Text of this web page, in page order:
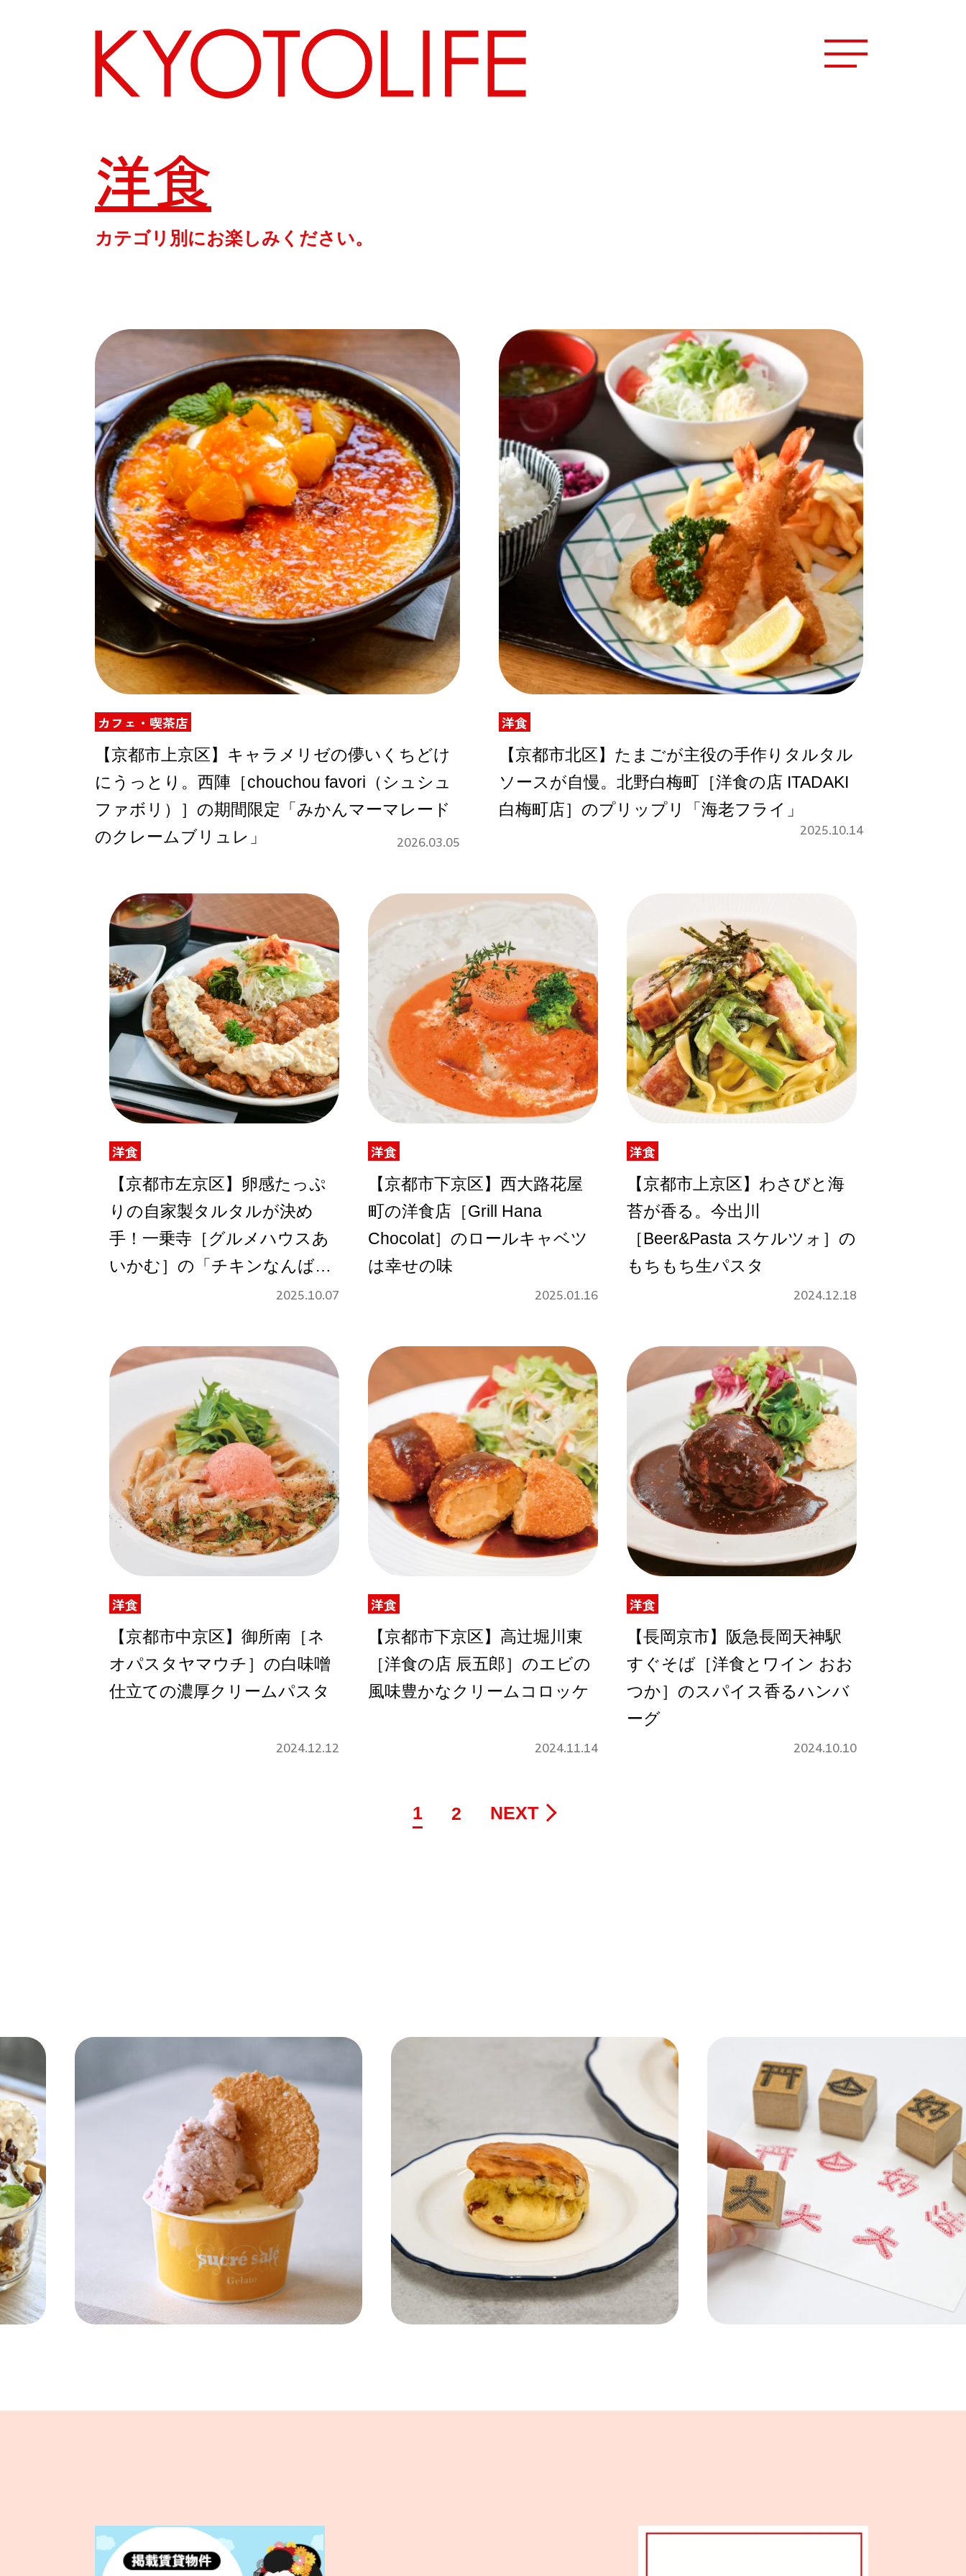
エリアから探す
SPECIAL NEW OPEN
SERIES
カレーが好き
京都おやつクラブ
私と店のはなし
今月の京みやげ
京都の書店
CULTURE
関西で開催。おすすめの展覧会
おすすめの映画
誠光社で選びました。おすすめの本
紹介します。おすすめのイベント
ABOUT US Instagram
チケットプレゼント応募
洋食
カテゴリ別にお楽しみください。
カフェ・喫茶店
【京都市上京区】キャラメリゼの儚いくちどけ
にうっとり。西陣［chouchou favori（シュシュ
ファボリ）］の期間限定「みかんマーマレード
のクレームブリュレ」
2026.03.05
洋食
【京都市北区】たまごが主役の手作りタルタル
ソースが自慢。北野白梅町［洋食の店 ITADAKI
白梅町店］のプリップリ「海老フライ」
2025.10.14
洋食
【京都市左京区】卵感たっぷ
りの自家製タルタルが決め
手！一乗寺［グルメハウスあ
いかむ］の「チキンなんば
2025.10.07
洋食
【京都市下京区】西大路花屋
町の洋食店［Grill Hana
Chocolat］のロールキャベツ
は幸せの味
2025.01.16
洋食
【京都市上京区】わさびと海
苔が香る。今出川
［Beer&Pasta スケルツォ］の
もちもち生パスタ
2024.12.18
洋食
【京都市中京区】御所南［ネ
オパスタヤマウチ］の白味噌
仕立ての濃厚クリームパスタ
2024.12.12
洋食
【京都市下京区】高辻堀川東
［洋食の店 辰五郎］のエビの
風味豊かなクリームコロッケ
2024.11.14
洋食
【長岡京市】阪急長岡天神駅
すぐそば［洋食とワイン おお
つか］のスパイス香るハンバ
ーグ
2024.10.10
1 2 NEXT